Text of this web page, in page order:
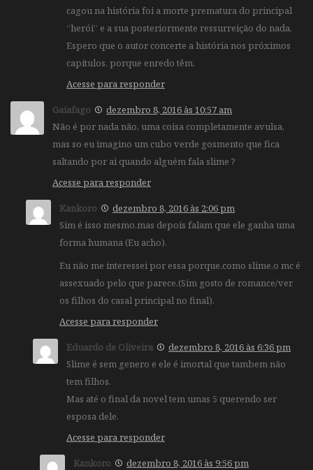
cagou na história foi a morte prematura do principal
“herói” e a sua posteriormente ressurreição do nada.
Espero que o autor concerte a história nos próximos
capítulos, porque enredo têm.
Acesse para responder
Gaiafago
dezembro 8, 2016 às 10:57 am
Não é por nada não, uma coisa completamente avulsa,
mas so eu imagino um cubo verde gosmento que fica
saltando por ai quando alguém fala slime ?
Acesse para responder
Kankoro
dezembro 8, 2016 às 2:06 pm
Sim é isso mesmo,mas depois falam que ele ganha uma
forma humana (Eu acho).
Eu não me interessei por essa porque,como slime,o mc é
assexuado pelo que parece.(Sim gosto de romance/ver
os filhos do casal principal no final).
Acesse para responder
Eduardo de Oliveira
dezembro 8, 2016 às 6:36 pm
Slime é sem genero e ele é imortal que tambem não
tem filhos.
Mas até o final da novel tem umas 5 querendo ser
esposa dele.
Acesse para responder
Kankoro
dezembro 8, 2016 às 9:56 pm